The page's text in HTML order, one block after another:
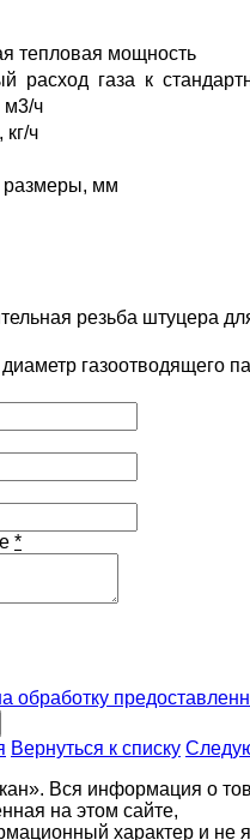
тепловая мощность
расход газа к
м3/ч
ч
размеры, мм
кг
резьба штуцера
газоотводящего
*
обработку
Вернуться к списку
Вся информация о
на этом сайте,
характер и не